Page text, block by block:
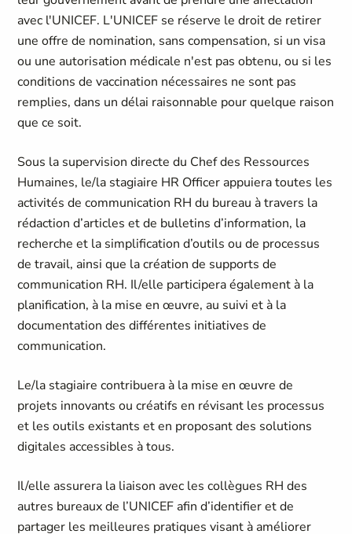
avec l'UNICEF. L'UNICEF se réserve le droit de retirer
une offre de nomination, sans compensation, si un visa
ou une autorisation médicale n'est pas obtenu, ou si les
conditions de vaccination nécessaires ne sont pas
remplies, dans un délai raisonnable pour quelque raison
que ce soit.
Sous la supervision directe du Chef des Ressources
Humaines, le/la stagiaire HR Officer appuiera toutes les
activités de communication RH du bureau à travers la
rédaction d’articles et de bulletins d’information, la
recherche et la simplification d’outils ou de processus
de travail, ainsi que la création de supports de
communication RH. Il/elle participera également à la
planification, à la mise en œuvre, au suivi et à la
documentation des différentes initiatives de
communication.
Le/la stagiaire contribuera à la mise en œuvre de
projets innovants ou créatifs en révisant les processus
et les outils existants et en proposant des solutions
digitales accessibles à tous.
Il/elle assurera la liaison avec les collègues RH des
autres bureaux de l’UNICEF afin d’identifier et de
partager les meilleures pratiques visant à améliorer